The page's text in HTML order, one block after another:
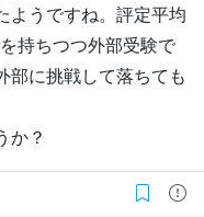
うですね。評定平均
持ちつつ外部受験で
部に挑戦して落ちても
か？